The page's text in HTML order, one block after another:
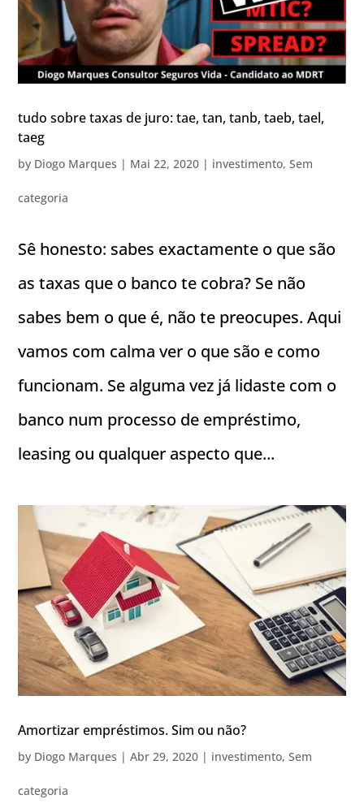
tudo sobre taxas de juro: tae, tan, tanb, taeb, tael,
taeg
by Diogo Marques | Mai 22, 2020 | investimento,Sem
categoria
Sê honesto: sabes exactamente o que são
as taxas que o banco te cobra? Se não
sabes bem o que é, não te preocupes. Aqui
vamos com calma ver o que são e como
funcionam. Se alguma vez já lidaste com o
banco num processo de empréstimo,
leasing ou qualquer aspecto que...
Amortizar empréstimos. Sim ou não?
by Diogo Marques |Abr 29, 2020 | investimento,Sem
categoria